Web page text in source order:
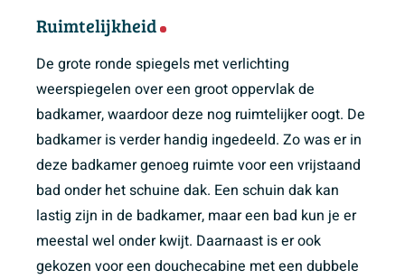
Ruimtelijkheid
De grote ronde spiegels met verlichting
weerspiegelen over een groot oppervlak de
badkamer, waardoor deze nog ruimtelijker oogt. De
badkamer is verder handig ingedeeld. Zo was er in
deze badkamer genoeg ruimte voor een vrijstaand
bad onder het schuine dak. Een schuin dak kan
lastig zijn in de badkamer, maar een bad kun je er
meestal wel onder kwijt. Daarnaast is er ook
gekozen voor een douchecabine met een dubbele